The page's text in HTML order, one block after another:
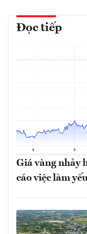
Đọc tiếp
Giá vàng nhảy
cáo việc làm